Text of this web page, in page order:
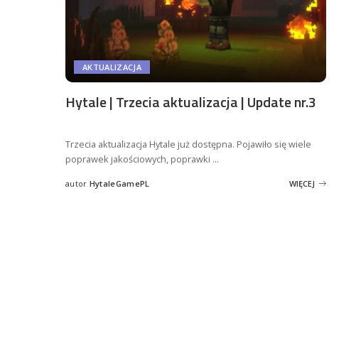
AKTUALIZACJA
Hytale | Trzecia aktualizacja | Update nr.3
Trzecia aktualizacja Hytale już dostępna. Pojawiło się wiele
poprawek jakościowych, poprawki ...
Posted
autor HytaleGamePL WIĘCEJ